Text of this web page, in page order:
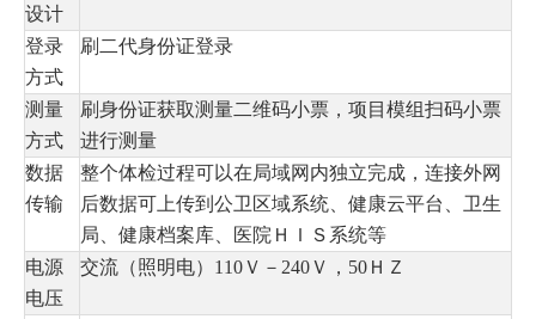
设计
登录
方式
刷二代身份证登录
测量
方式
刷身份证获取测量二维码小票，项目模组扫码小票
进行测量
数据
传输
整个体检过程可以在局域网内独立完成，连接外网
后数据可上传到公卫区域系统、健康云平台、卫生
局、健康档案库、医院ＨＩＳ系统等
电源
电压
交流（照明电）110Ｖ－240Ｖ，50ＨＺ